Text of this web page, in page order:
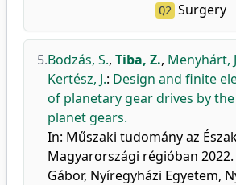
Q2 Surgery
5.Bodzás, S., Tiba, Z., Menyhárt,
Kertész, J.: Design and finite
of planetary gear drives by
planet gears.
In: Műszaki tudomány az
Magyarországi régióban 2022.
Gábor, Nyíregyházi Egyetem,